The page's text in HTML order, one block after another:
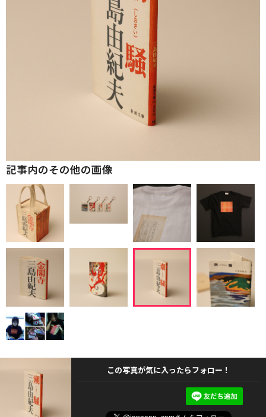
記事内のその他の画像
この写真が気に入ったらフォロー！